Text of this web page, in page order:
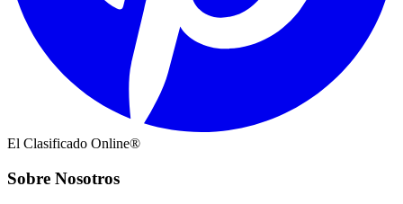
El Clasificado Online®
Sobre Nosotros